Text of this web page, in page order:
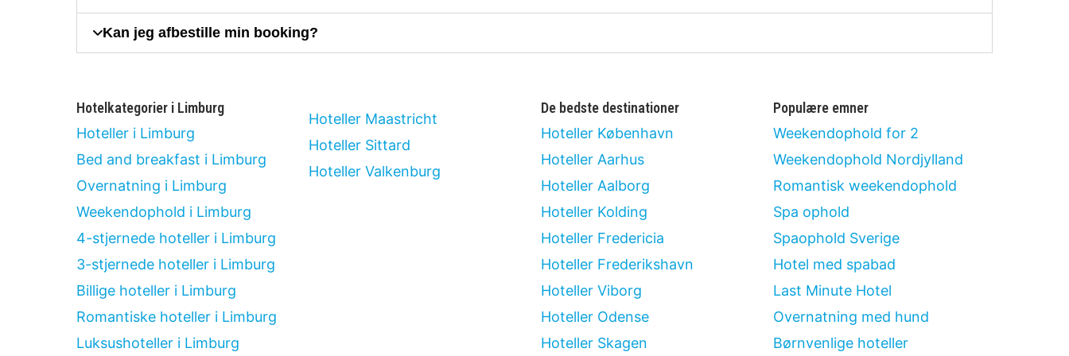
Kan jeg afbestille min booking?
Hotelkategorier i Limburg
Hoteller i Limburg
Bed and breakfast i Limburg
Overnatning i Limburg
Weekendophold i Limburg
4-stjernede hoteller i Limburg
3-stjernede hoteller i Limburg
Billige hoteller i Limburg
Romantiske hoteller i Limburg
Luksushoteller i Limburg
Hoteller Maastricht
Hoteller Sittard
Hoteller Valkenburg
De bedste destinationer
Hoteller København
Hoteller Aarhus
Hoteller Aalborg
Hoteller Kolding
Hoteller Fredericia
Hoteller Frederikshavn
Hoteller Viborg
Hoteller Odense
Hoteller Skagen
Populære emner
Weekendophold for 2
Weekendophold Nordjylland
Romantisk weekendophold
Spa ophold
Spaophold Sverige
Hotel med spabad
Last Minute Hotel
Overnatning med hund
Børnvenlige hoteller